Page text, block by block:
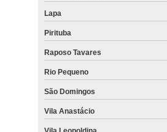
Lapa
Pirituba
Raposo Tavares
Rio Pequeno
São Domingos
Vila Anastácio